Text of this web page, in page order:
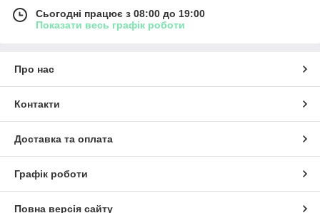
Сьогодні працює з 08:00 до 19:00
Показати весь графік роботи
Про нас
Контакти
Доставка та оплата
Графік роботи
Повна версія сайту